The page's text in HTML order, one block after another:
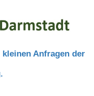
Anfragen der